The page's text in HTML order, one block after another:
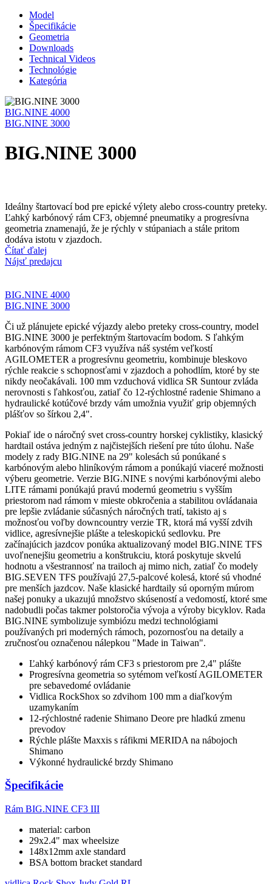
Model
Špecifikácie
Geometria
Downloads
Technical Videos
Technológie
Kategória
BIG.NINE 4000
BIG.NINE 3000
BIG.NINE 3000
Ideálny štartovací bod pre epické výlety alebo cross-country preteky.
Ľahký karbónový rám CF3, objemné pneumatiky a progresívna
geometria znamenajú, že je rýchly v stúpaniach a stále pritom
dodáva istotu v zjazdoch.
Čítať ďalej
Nájsť predajcu
BIG.NINE 4000
BIG.NINE 3000
Či už plánujete epické výjazdy alebo preteky cross-country, model
BIG.NINE 3000 je perfektným štartovacím bodom. S ľahkým
karbónovým rámom CF3 využíva náš systém veľkostí
AGILOMETER a progresívnu geometriu, kombinuje bleskovo
rýchle reakcie s schopnosťami v zjazdoch a pohodlím, ktoré by ste
nikdy neočakávali. 100 mm vzduchová vidlica SR Suntour zvláda
nerovnosti s ľahkosťou, zatiaľ čo 12-rýchlostné radenie Shimano a
hydraulické kotúčové brzdy vám umožnia využiť grip objemných
plášťov so šírkou 2,4".
Pokiaľ ide o náročný svet cross-country horskej cyklistiky, klasický
hardtail ostáva jedným z najčistejších riešení pre túto úlohu. Naše
modely z rady BIG.NINE na 29" kolesách sú ponúkané s
karbónovým alebo hliníkovým rámom a ponúkajú viaceré možnosti
výberu geometrie. Verzie BIG.NINE s novými karbónovými alebo
LITE rámami ponúkajú pravú modernú geometriu s vyšším
priestorom nad rámom v mieste obkročenia a stabilitou ovládanaia
pre lepšie zvládanie súčasných náročných tratí, takisto aj s
možnosťou voľby downcountry verzie TR, ktorá má vyšší zdvih
vidlice, agresívnejšie plášte a teleskopickú sedlovku. Pre
začínajúcich jazdcov ponúka aktualizovaný model BIG.NINE TFS
uvoľnenejšiu geometriu a konštrukciu, ktorá poskytuje skvelú
hodnotu a všestrannosť na trailoch aj mimo nich, zatiaľ čo modely
BIG.SEVEN TFS používajú 27,5-palcové kolesá, ktoré sú vhodné
pre menších jazdcov. Naše klasické hardtaily sú oporným múrom
našej ponuky a ukazujú množstvo skúseností a vedomostí, ktoré sme
nadobudli počas takmer polstoročia vývoja a výroby bicyklov. Rada
BIG.NINE symbolizuje symbiózu medzi technológiami
používaných pri moderných rámoch, pozornosťou na detaily a
zručnosťou označenou nálepkou "Made in Taiwan".
Ľahký karbónový rám CF3 s priestorom pre 2,4" plášte
Progresívna geometria so sytémom veľkostí AGILOMETER
pre sebavedomé ovládanie
Vidlica RockShox so zdvihom 100 mm a diaľkovým
uzamykaním
12-rýchlostné radenie Shimano Deore pre hladkú zmenu
prevodov
Rýchle plášte Maxxis s ráfikmi MERIDA na nábojoch
Shimano
Výkonné hydraulické brzdy Shimano
Špecifikácie
Rám BIG.NINE CF3 III
material: carbon
29x2.4" max wheelsize
148x12mm axle standard
BSA bottom bracket standard